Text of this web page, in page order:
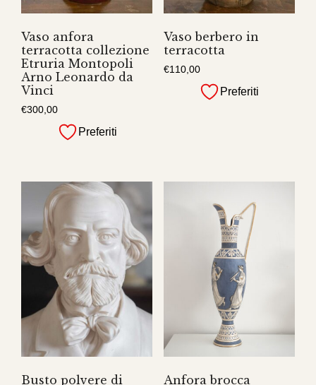
Vaso anfora
terracotta collezione
Etruria Montopoli
Arno Leonardo da
Vinci
€300,00
Preferiti
Vaso berbero in
terracotta
€110,00
Preferiti
Busto polvere di
Anfora brocca